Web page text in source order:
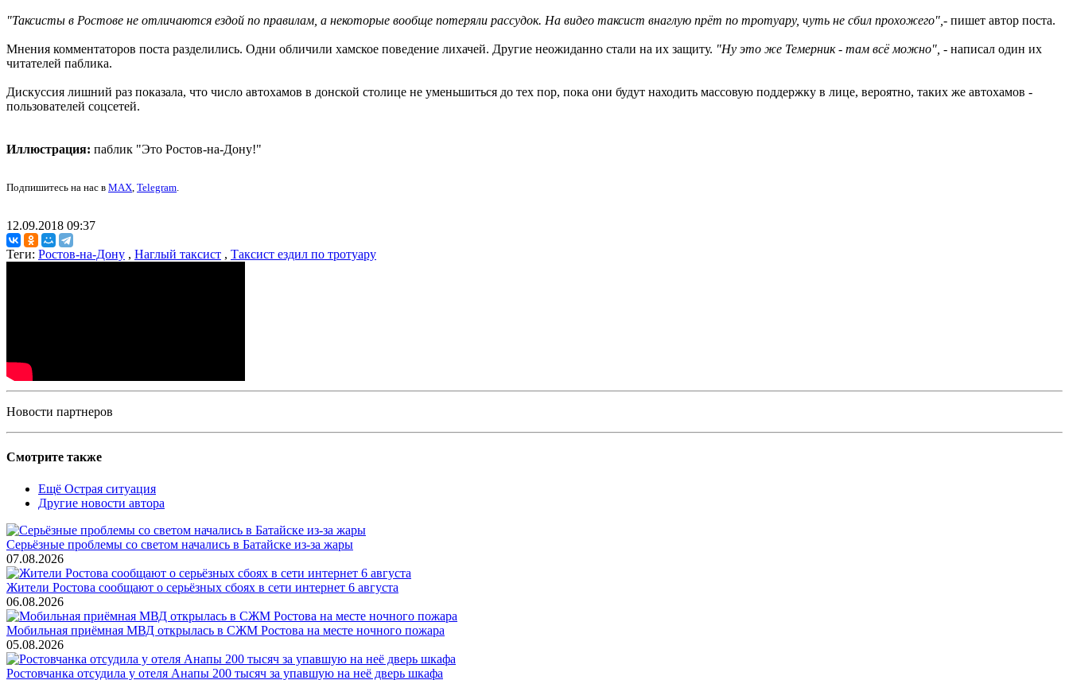
"Таксисты в Ростове не отличаются ездой по правилам, а некоторые вообще потеряли рассудок. На видео таксист внаглую прёт по тротуару, чуть не сбил прохожего", - пишет автор поста.
Мнения комментаторов поста разделились. Одни обличили хамское поведение лихачей. Другие неожиданно стали на их защиту. "Ну это же Темерник - там всё можно", - написал один их
читателей паблика.
Дискуссия лишний раз показала, что число автохамов в донской столице не уменьшиться до тех пор, пока они будут находить массовую поддержку в лице, вероятно, таких же автохамов -
пользователей соцсетей.
Иллюстрация: паблик "Это Ростов-на-Дону!"
Подпишитесь на нас в MAX, Telegram.
12.09.2018 09:37
Теги: Ростов-на-Дону , Наглый таксист , Таксист ездил по тротуару
Новости партнеров
Смотрите также
Ещё Острая ситуация
Другие новости автора
Серьёзные проблемы со светом начались в Батайске из-за жары
07.08.2026
Жители Ростова сообщают о серьёзных сбоях в сети интернет 6 августа
06.08.2026
Мобильная приёмная МВД открылась в СЖМ Ростова на месте ночного пожара
05.08.2026
Ростовчанка отсудила у отеля Анапы 200 тысяч за упавшую на неё дверь шкафа